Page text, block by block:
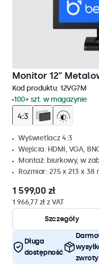
Monitor 12"
Kod produktu: 12VG7M
100+ szt. w magazynie
Wyświetlacz 4:3
Wejścia: HDMI, VGA,
Montaż: biurkowy, w
Rozmiar: 275 x 213 x 38
1 599,00 zł
1 966,77 zł z VAT
Szczegóły
Długa
dostępność
zwroty